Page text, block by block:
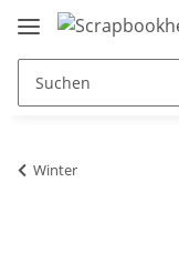
Winter